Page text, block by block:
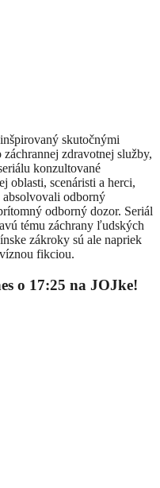
skutočnými
zdravotnej služby,
konzultované
oblasti, scenáristi a herci,
odborný
odborný dozor. Seriál
tému záchrany ľudských
zákroky sú ale napriek
fikciou.
o 17:25 na JOJke!